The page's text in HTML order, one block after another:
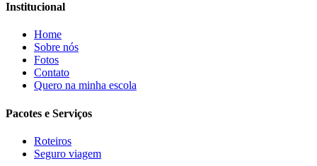
Institucional
Home
Sobre nós
Fotos
Contato
Quero na minha escola
Pacotes e Serviços
Roteiros
Seguro viagem